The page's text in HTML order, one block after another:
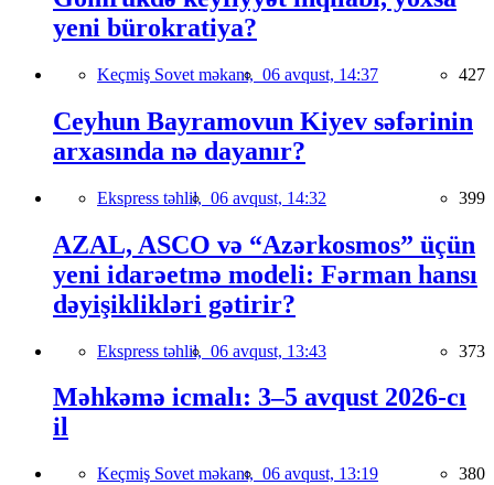
yeni bürokratiya?
Keçmiş Sovet məkanı, 06 avqust, 14:37 427
Ceyhun Bayramovun Kiyev səfərinin
arxasında nə dayanır?
Ekspress təhlil, 06 avqust, 14:32 399
AZAL, ASCO və “Azərkosmos” üçün
yeni idarəetmə modeli: Fərman hansı
dəyişiklikləri gətirir?
Ekspress təhlil, 06 avqust, 13:43 373
Məhkəmə icmalı: 3–5 avqust 2026-cı
il
Keçmiş Sovet məkanı, 06 avqust, 13:19 380